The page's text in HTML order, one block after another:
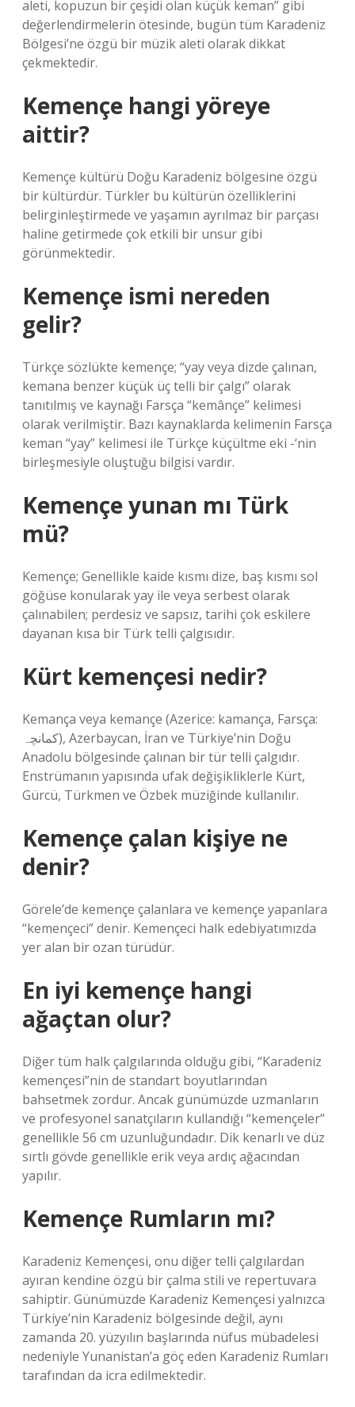
aleti, kopuzun bir çeşidi olan küçük keman” gibi
değerlendirmelerin ötesinde, bugün tüm Karadeniz
Bölgesi’ne özgü bir müzik aleti olarak dikkat
çekmektedir.
Kemençe hangi yöreye
aittir?
Kemençe kültürü Doğu Karadeniz bölgesine özgü
bir kültürdür. Türkler bu kültürün özelliklerini
belirginleştirmede ve yaşamın ayrılmaz bir parçası
haline getirmede çok etkili bir unsur gibi
görünmektedir.
Kemençe ismi nereden
gelir?
Türkçe sözlükte kemençe; “yay veya dizde çalınan,
kemana benzer küçük üç telli bir çalgı” olarak
tanıtılmış ve kaynağı Farsça “kemânçe” kelimesi
olarak verilmiştir. Bazı kaynaklarda kelimenin Farsça
keman “yay” kelimesi ile Türkçe küçültme eki -‘nin
birleşmesiyle oluştuğu bilgisi vardır.
Kemençe yunan mı Türk
mü?
Kemençe; Genellikle kaide kısmı dize, baş kısmı sol
göğüse konularak yay ile veya serbest olarak
çalınabilen; perdesiz ve sapsız, tarihi çok eskilere
dayanan kısa bir Türk telli çalgısıdır.
Kürt kemençesi nedir?
Kemança veya kemançe (Azerice: kamança, Farsça:
کمانچہ), Azerbaycan, İran ve Türkiye’nin Doğu
Anadolu bölgesinde çalınan bir tür telli çalgıdır.
Enstrümanın yapısında ufak değişikliklerle Kürt,
Gürcü, Türkmen ve Özbek müziğinde kullanılır.
Kemençe çalan kişiye ne
denir?
Görele’de kemençe çalanlara ve kemençe yapanlara
“kemençeci” denir. Kemençeci halk edebiyatımızda
yer alan bir ozan türüdür.
En iyi kemençe hangi
ağaçtan olur?
Diğer tüm halk çalgılarında olduğu gibi, “Karadeniz
kemençesi”nin de standart boyutlarından
bahsetmek zordur. Ancak günümüzde uzmanların
ve profesyonel sanatçıların kullandığı “kemençeler”
genellikle 56 cm uzunluğundadır. Dik kenarlı ve düz
sırtlı gövde genellikle erik veya ardıç ağacından
yapılır.
Kemençe Rumların mı?
Karadeniz Kemençesi, onu diğer telli çalgılardan
ayıran kendine özgü bir çalma stili ve repertuvara
sahiptir. Günümüzde Karadeniz Kemençesi yalnızca
Türkiye’nin Karadeniz bölgesinde değil, aynı
zamanda 20. yüzyılın başlarında nüfus mübadelesi
nedeniyle Yunanistan’a göç eden Karadeniz Rumları
tarafından da icra edilmektedir.